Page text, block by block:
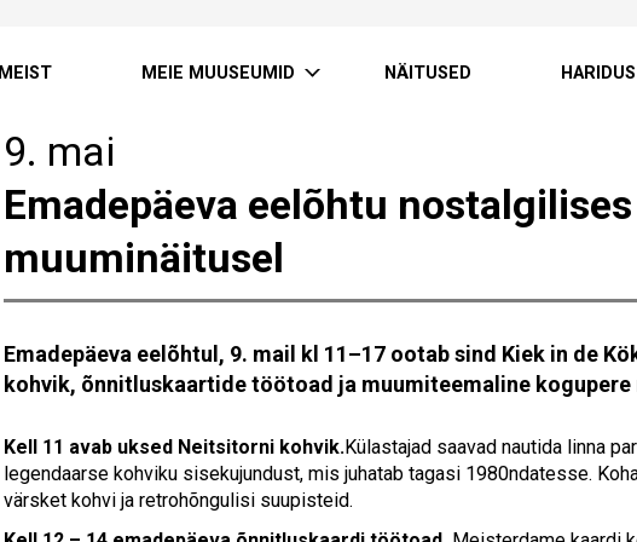
MEIST MEIE MUUSEUMID NÄITUSED HARIDUS
9. mai
Emadepäeva eelõhtu
muuminäitusel
Emadepäeva eelõhtul, 9. mail kl 11–17 ootab sind Kiek in de
kohvik, õnnitluskaartide töötoad ja muumiteemaline
Kell 11 avab uksed Neitsitorni kohvik.Külastajad saavad nautida linna
legendaarse kohviku sisekujundust, mis juhatab tagasi 1980ndatesse.
värsket kohvi ja retrohõngulisi suupisteid.